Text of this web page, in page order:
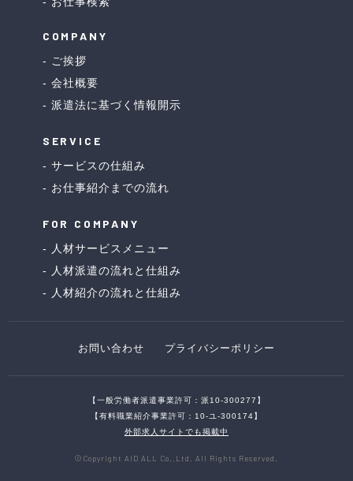
COMPANY
ご挨拶
会社概要
派遣法に基づく情報開示
SERVICE
サービスの仕組み
お仕事紹介までの流れ
FOR COMPANY
人材サービスメニュー
人材派遣の流れと仕組み
人材紹介の流れと仕組み
お問い合わせ プライバシーポリシー
【一般労働者派遣事業許可：派10-300277】
【有料職業紹介事業許可：10-ユ-300174】
外部求人サイトでも掲載中
©Copyright AID ALL Co.,Ltd. All Rights Reserved.